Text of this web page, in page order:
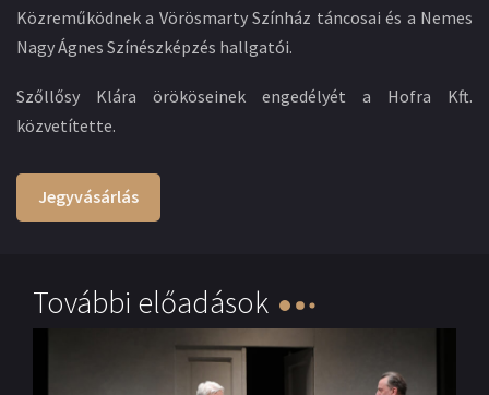
Közreműködnek a Vörösmarty Színház táncosai és a Nemes
Nagy Ágnes Színészképzés hallgatói.
Szőllősy Klára örököseinek engedélyét a Hofra Kft.
közvetítette.
Jegyvásárlás
További előadások